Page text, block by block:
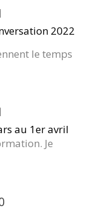
2022
le temps
au 1er avril
Je